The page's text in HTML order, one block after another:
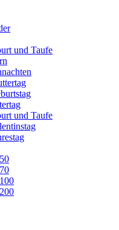
und Taufe
und Taufe